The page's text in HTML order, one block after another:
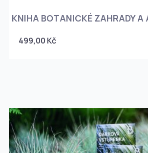
KNIHA BOTANICKÉ ZAHRADY A
499,00 Kč